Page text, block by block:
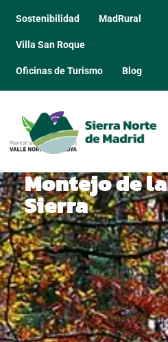
Sostenibilidad MadRural
Villa San Roque
Oficinas de Turismo Blog
Montejo de la
Sierra